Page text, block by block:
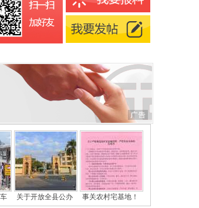
关于开放全县公办 事关农村宅基地！